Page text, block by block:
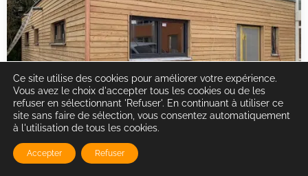
Intervention pour particuliers et
Ce site utilise des cookies pour améliorer votre expérience.
Vous avez le choix d'accepter tous les cookies ou de les
refuser en sélectionnant 'Refuser'. En continuant à utiliser ce
site sans faire de sélection, vous consentez automatiquement
à l'utilisation de tous les cookies.
Accepter Refuser